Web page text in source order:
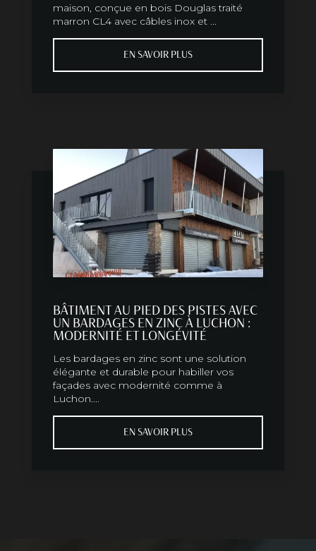
maison, conçue en bois Douglas traité
marron CL4 avec câbles inox et ...
EN SAVOIR PLUS
BÂTIMENT AU PIED DES PISTES AVEC
UN BARDAGES EN ZINC À LUCHON :
MODERNITÉ ET LONGÉVITÉ
Les bardages en zinc sont une solution
élégante et durable pour habiller vos
façades avec modernité comme à
Luchon....
EN SAVOIR PLUS